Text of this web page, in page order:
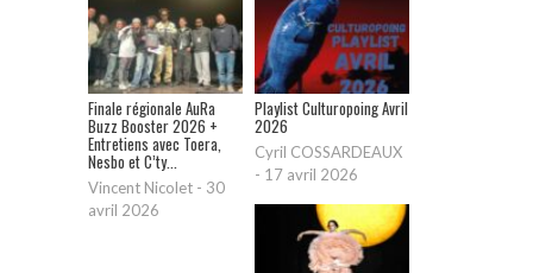
Finale régionale AuRa
Buzz Booster 2026 +
Entretiens avec Toera,
Nesbo et C’ty...
Vincent Nicolet - 30
avril 2026
Playlist Culturopoing Avril
2026
Cyril COSSARDEAUX
- 17 avril 2026